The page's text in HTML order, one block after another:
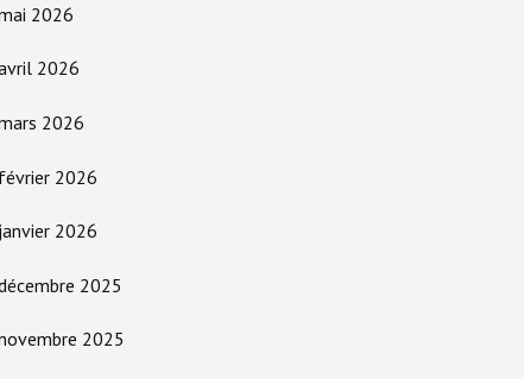
2026
2026
2026
février 2026
janvier 2026
2025
2025